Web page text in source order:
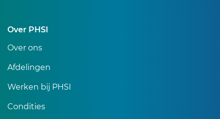
Over PHSI
Over ons
Afdelingen
Werken bij PHSI
Condities